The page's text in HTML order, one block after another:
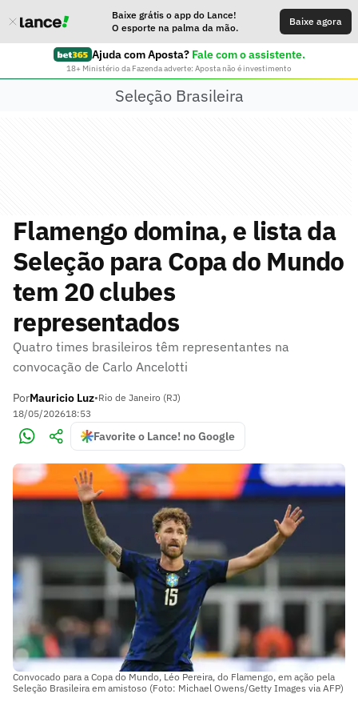
Baixe grátis o app do Lance!
O esporte na palma da mão.
Baixe agora
Ajuda com Aposta? Fale com o assistente.
18+ Ministério da Fazenda adverte: Aposta não é investimento
Seleção Brasileira
Flamengo domina, e lista da
Seleção para Copa do Mundo
tem 20 clubes
representados
Quatro times brasileiros têm representantes na
convocação de Carlo Ancelotti
PorMauricio Luz•Rio de Janeiro (RJ)
18/05/202618:53
Favorite o Lance! no Google
Convocado para a Copa do Mundo, Léo Pereira, do Flamengo, em ação pela
Seleção Brasileira em amistoso (Foto: Michael Owens/Getty Images via AFP)